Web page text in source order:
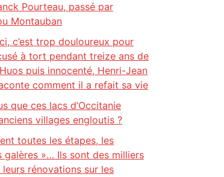
Pourteau, passé par
Montauban
c’est trop douloureux pour
à tort pendant treize ans de
puis innocenté, Henri-Jean
comment il a refait sa vie
que ces lacs d’Occitanie
villages engloutis ?
toutes les étapes, les
galères »… Ils sont des milliers
rénovations sur les